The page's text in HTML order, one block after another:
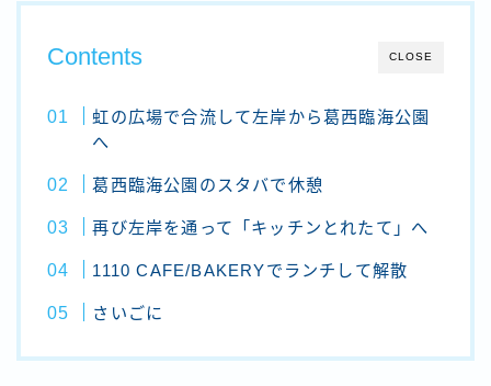
CLOSE
Contents
虹の広場で合流して左岸から葛西臨海公園
へ
葛西臨海公園のスタバで休憩
再び左岸を通って「キッチンとれたて」へ
1110 CAFE/BAKERYでランチして解散
さいごに